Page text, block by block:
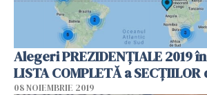
Alegeri PREZIDENȚIALE 2019
LISTA COMPLETĂ a SECȚIILOR
08 NOIEMBRIE 2019